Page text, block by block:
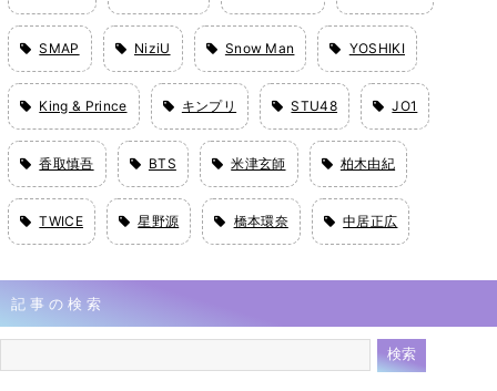
SMAP NiziU Snow Man YOSHIKI
King & Prince キンプリ STU48 JO1
香取慎吾 BTS 米津玄師 柏木由紀
TWICE 星野源 橋本環奈 中居正広
記事の検索